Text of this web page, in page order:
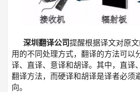
深圳翻译公司提醒根据译文对原
用的不同处理方式，翻译的方法可以
译、直译、意译和胡译。其中，直译
翻译方法，而硬译和胡译是译者必须
向。